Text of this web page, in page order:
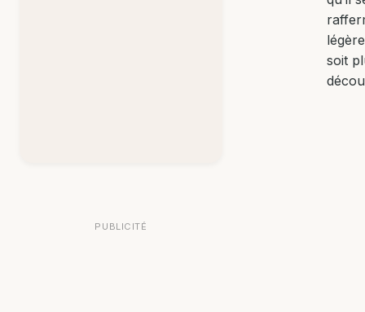
PUBLICITÉ
soit